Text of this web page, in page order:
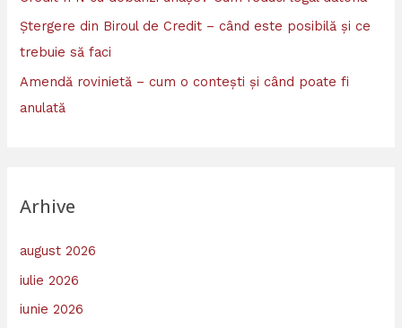
Ștergere din Biroul de Credit – când este posibilă și ce
trebuie să faci
Amendă rovinietă – cum o contești și când poate fi
anulată
Arhive
august 2026
iulie 2026
iunie 2026